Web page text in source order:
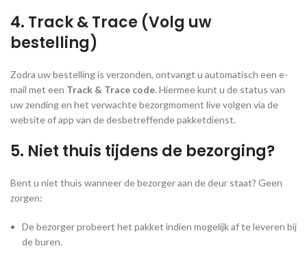
4. Track & Trace (Volg uw
bestelling)
Zodra uw bestelling is verzonden, ontvangt u automatisch een e-
mail met een Track & Trace code. Hiermee kunt u de status van
uw zending en het verwachte bezorgmoment live volgen via de
website of app van de desbetreffende pakketdienst.
5. Niet thuis tijdens de bezorging?
Bent u niet thuis wanneer de bezorger aan de deur staat? Geen
zorgen:
De bezorger probeert het pakket indien mogelijk af te leveren bij
de buren.